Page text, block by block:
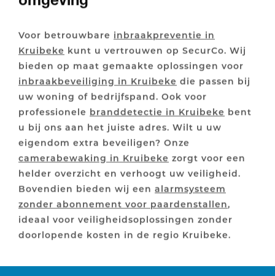
Voor betrouwbare inbraakpreventie in
Kruibeke kunt u vertrouwen op SecurCo. Wij
bieden op maat gemaakte oplossingen voor
inbraakbeveiliging in Kruibeke die passen bij
uw woning of bedrijfspand. Ook voor
professionele branddetectie in Kruibeke bent
u bij ons aan het juiste adres. Wilt u uw
eigendom extra beveiligen? Onze
camerabewaking in Kruibeke zorgt voor een
helder overzicht en verhoogt uw veiligheid.
Bovendien bieden wij een alarmsysteem
zonder abonnement voor paardenstallen
ideaal voor veiligheidsoplossingen zonder
doorlopende kosten in de regio Kruibeke.